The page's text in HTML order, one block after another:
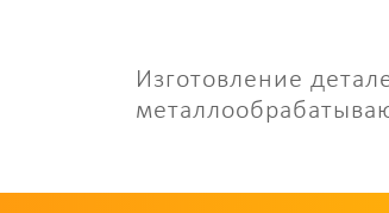
Изготовление